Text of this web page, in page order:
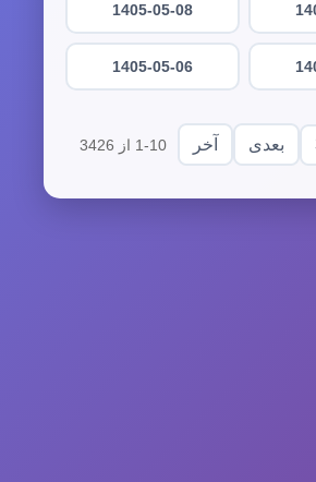
1405-05-08
1405-05-06
بعدی آخر 1-10 از 3426